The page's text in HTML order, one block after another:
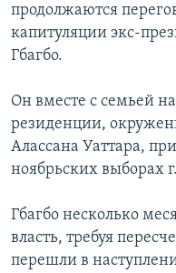
БИЗ ЖАНА ДҮЙНӨ
ДАНИСТЕ
АЗАТТЫК+
ЫҢГАЙСЫЗ СУРООЛОР
Русский
ЭЕ/АРнун бардык
продолжаются
капитуляции экс-
Гбагбо.
Он вместе с семьей
резиденции,
Алассана Уаттара,
ноябрьских выборах
Гбагбо несколько
власть, требуя
перешли в